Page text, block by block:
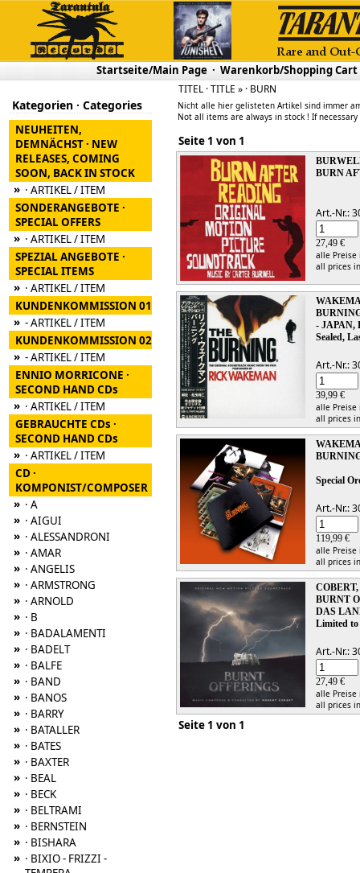
Startseite/Main Page · Warenkorb/Shopping Cart
Kategorien · Categories
NEUHEITEN,
DEMNÄCHST · NEW
RELEASES, COMING
SOON, BACK IN STOCK
» · ARTIKEL / ITEM
SONDERANGEBOTE ·
SPECIAL OFFERS
» · ARTIKEL / ITEM
SPEZIAL ANGEBOTE ·
SPECIAL ITEMS
» · ARTIKEL / ITEM
KUNDENKOMMISSION 01
» - ARTIKEL / ITEM
KUNDENKOMMISSION 02
» - ARTIKEL / ITEM
ENNIO MORRICONE ·
SECOND HAND CDs
» · ARTIKEL / ITEM
GEBRAUCHTE CDs ·
SECOND HAND CDs
» · ARTIKEL / ITEM
CD ·
KOMPONIST/COMPOSER
» · A
» · AIGUI
» · ALESSANDRONI
» · AMAR
» · ANGELIS
» · ARMSTRONG
» · ARNOLD
» · B
» · BADALAMENTI
» · BADELT
» · BALFE
» · BAND
» · BANOS
» · BARRY
» · BATALLER
» · BATES
» · BAXTER
» · BEAL
» · BECK
» · BELTRAMI
» · BERNSTEIN
» · BISHARA
» · BIXIO - FRIZZI -
TITEL · TITLE » · BURN
Nicht alle hier gelisteten Artikel sind immer
Not all items are always in stock ! If
Seite 1 von 1
BURN
Art.-Nr.:
27,49 €
alle
all prices
- JAPAN,
Sealed,
Art.-Nr.:
39,99 €
alle
all prices
Special
Art.-Nr.:
119,99 €
alle
all prices
BURNT
DAS
Limited to
Art.-Nr.:
27,49 €
alle
all prices
Seite 1 von 1